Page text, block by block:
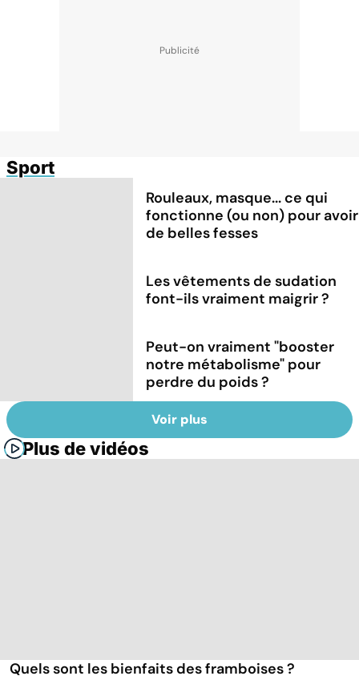
Sport
Rouleaux, masque... ce qui
fonctionne (ou non) pour avoir
de belles fesses
Les vêtements de sudation
font-ils vraiment maigrir ?
Peut-on vraiment "booster
notre métabolisme" pour
perdre du poids ?
Voir plus
Plus de vidéos
Quels sont les bienfaits des framboises ?